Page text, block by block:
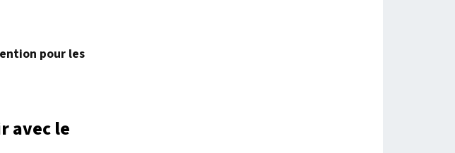
pour les
avec le